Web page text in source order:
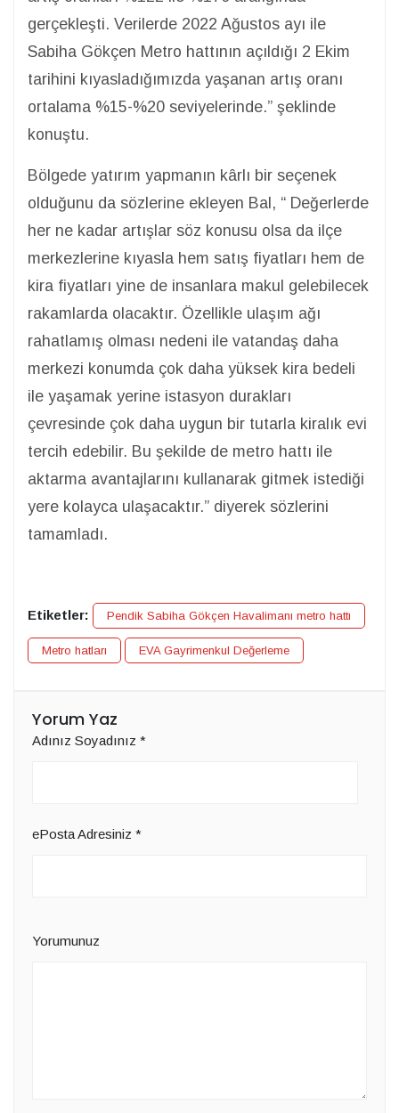
gerçekleşti. Verilerde 2022 Ağustos ayı ile
Sabiha Gökçen Metro hattının açıldığı 2 Ekim
tarihini kıyasladığımızda yaşanan artış oranı
ortalama %15-%20 seviyelerinde.” şeklinde
konuştu.
Bölgede yatırım yapmanın kârlı bir seçenek
olduğunu da sözlerine ekleyen Bal, “ Değerlerde
her ne kadar artışlar söz konusu olsa da ilçe
merkezlerine kıyasla hem satış fiyatları hem de
kira fiyatları yine de insanlara makul gelebilecek
rakamlarda olacaktır. Özellikle ulaşım ağı
rahatlamış olması nedeni ile vatandaş daha
merkezi konumda çok daha yüksek kira bedeli
ile yaşamak yerine istasyon durakları
çevresinde çok daha uygun bir tutarla kiralık evi
tercih edebilir. Bu şekilde de metro hattı ile
aktarma avantajlarını kullanarak gitmek istediği
yere kolayca ulaşacaktır.” diyerek sözlerini
tamamladı.
Etiketler: Pendik Sabiha Gökçen Havalimanı metro hattı
Metro hatları EVA Gayrimenkul Değerleme
Yorum Yaz
Adınız Soyadınız *
ePosta Adresiniz *
Yorumunuz